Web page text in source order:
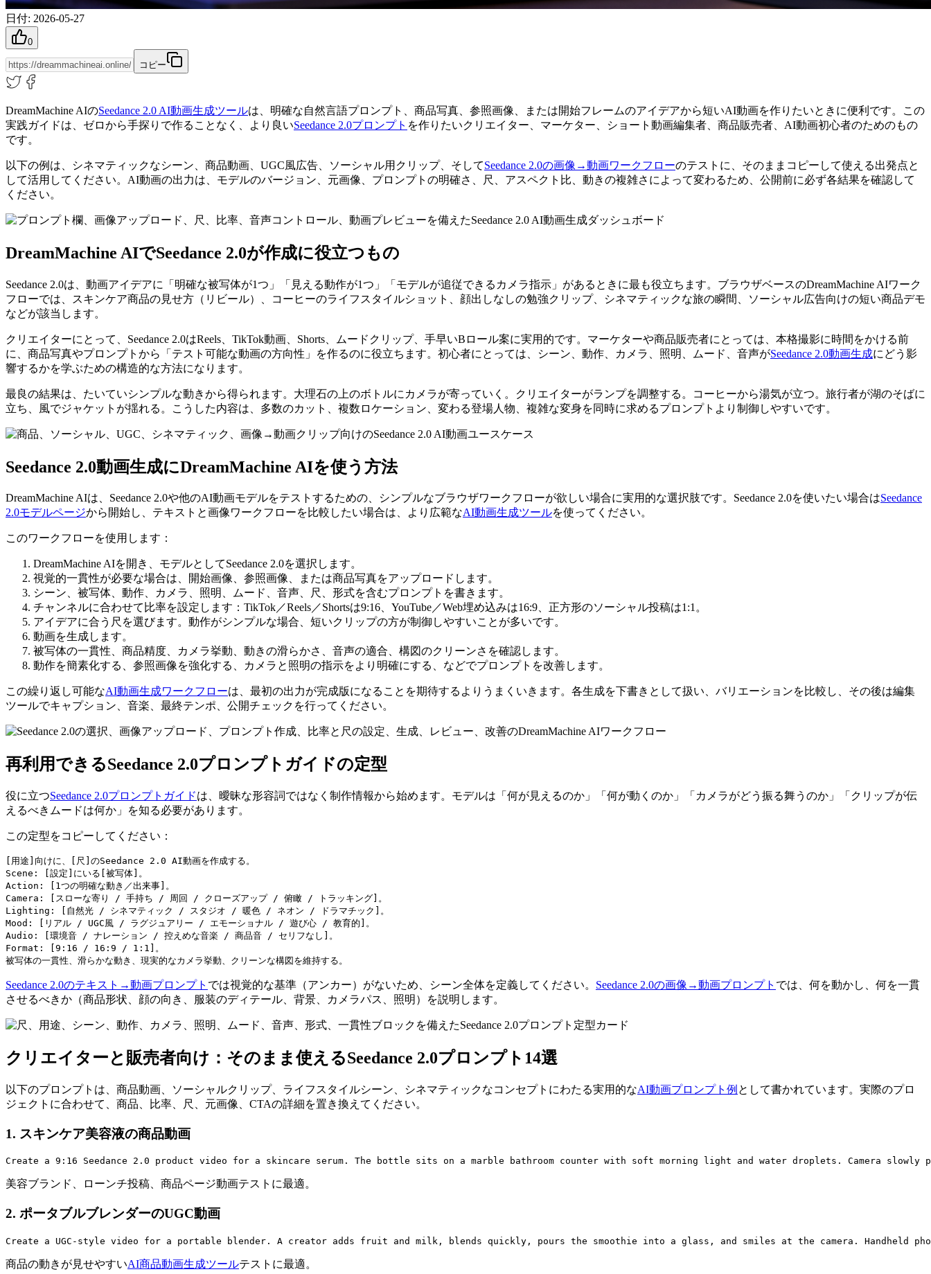
日付: 2026-05-27
0
コピー
DreamMachine AIのSeedance 2.0 AI動画生成ツールは、明確な自然言語プロンプト、商品写真、参照画像、または開始フレームのアイデアから短いAI動画を作りたいときに便利です。この
実践ガイドは、ゼロから手探りで作ることなく、より良いSeedance 2.0プロンプト を作りたいクリエイター、マーケター、ショート動画編集者、商品販売者、AI動画初心者のためのもの
です。
以下の例は、シネマティックなシーン、商品動画、UGC風広告、ソーシャル用クリップ、そしてSeedance 2.0の画像→動画ワークフローのテストに、そのままコピーして使える出発点と
して活用してください。AI動画の出力は、モデルのバージョン、元画像、プロンプトの明確さ、尺、アスペクト比、動きの複雑さによって変わるため、公開前に必ず各結果を確認して
ください。
DreamMachine AIでSeedance 2.0が作成に役立つもの
Seedance 2.0は、動画アイデアに「明確な被写体が1つ」「見える動作が1つ」「モデルが追従できるカメラ指示」があるときに最も役立ちます。ブラウザベースのDreamMachine AIワーク
フローでは、スキンケア商品の見せ方（リビール）、コーヒーのライフスタイルショット、顔出しなしの勉強クリップ、シネマティックな旅の瞬間、ソーシャル広告向けの短い商品デモ
などが該当します。
クリエイターにとって、Seedance 2.0はReels、TikTok動画、Shorts、ムードクリップ、手早いBロール案に実用的です。マーケターや商品販売者にとっては、本格撮影に時間をかける前
に、商品写真やプロンプトから「テスト可能な動画の方向性」を作るのに役立ちます。初心者にとっては、シーン、動作、カメラ、照明、ムード、音声がSeedance 2.0動画生成にどう影
響するかを学ぶための構造的な方法になります。
最良の結果は、たいていシンプルな動きから得られます。大理石の上のボトルにカメラが寄っていく。クリエイターがランプを調整する。コーヒーから湯気が立つ。旅行者が湖のそばに
立ち、風でジャケットが揺れる。こうした内容は、多数のカット、複数ロケーション、変わる登場人物、複雑な変身を同時に求めるプロンプトより制御しやすいです。
Seedance 2.0動画生成にDreamMachine AIを使う方法
DreamMachine AIは、Seedance 2.0や他のAI動画モデルをテストするための、シンプルなブラウザワークフローが欲しい場合に実用的な選択肢です。Seedance 2.0を使いたい場合はSeedance
2.0モデルページから開始し、テキストと画像ワークフローを比較したい場合は、より広範なAI動画生成ツールを使ってください。
このワークフローを使用します：
DreamMachine AIを開き、モデルとしてSeedance 2.0を選択します。
視覚的一貫性が必要な場合は、開始画像、参照画像、または商品写真をアップロードします。
シーン、被写体、動作、カメラ、照明、ムード、音声、尺、形式を含むプロンプトを書きます。
チャンネルに合わせて比率を設定します：TikTok／Reels／Shortsは9:16、YouTube／Web埋め込みは16:9、正方形のソーシャル投稿は1:1。
アイデアに合う尺を選びます。動作がシンプルな場合、短いクリップの方が制御しやすいことが多いです。
動画を生成します。
被写体の一貫性、商品精度、カメラ挙動、動きの滑らかさ、音声の適合、構図のクリーンさを確認します。
動作を簡素化する、参照画像を強化する、カメラと照明の指示をより明確にする、などでプロンプトを改善します。
この繰り返し可能なAI動画生成ワークフローは、最初の出力が完成版になることを期待するよりうまくいきます。各生成を下書きとして扱い、バリエーションを比較し、その後は編集
ツールでキャプション、音楽、最終テンポ、公開チェックを行ってください。
再利用できるSeedance 2.0プロンプトガイドの定型
役に立つSeedance 2.0プロンプトガイドは、曖昧な形容詞ではなく制作情報から始めます。モデルは「何が見えるのか」「何が動くのか」「カメラがどう振る舞うのか」「クリップが伝
えるべきムードは何か」を知る必要があります。
この定型をコピーしてください：
[用途]向けに、[尺]のSeedance 2.0 AI動画を作成する。
Scene: [設定]にいる[被写体]。
Action: [1つの明確な動き／出来事]。
Camera: [スローな寄り / 手持ち / 周回 / クローズアップ / 俯瞰 / トラッキング]。
Lighting: [自然光 / シネマティック / スタジオ / 暖色 / ネオン / ドラマチック]。
Mood: [リアル / UGC風 / ラグジュアリー / エモーショナル / 遊び心 / 教育的]。
Audio: [環境音 / ナレーション / 控えめな音楽 / 商品音 / セリフなし]。
Format: [9:16 / 16:9 / 1:1]。
Seedance 2.0のテキスト→動画プロンプト では視覚的な基準（アンカー）がないため、シーン全体を定義してください。 Seedance 2.0の画像→動画プロンプト では、何を動かし、何を一貫
させるべきか（商品形状、顔の向き、服装のディテール、背景、カメラパス、照明）を説明します。
クリエイターと販売者向け：そのまま使えるSeedance 2.0プロンプト14選
以下のプロンプトは、商品動画、ソーシャルクリップ、ライフスタイルシーン、シネマティックなコンセプトにわたる実用的なAI動画プロンプト例 として書かれています。実際のプロ
ジェクトに合わせて、商品、比率、尺、元画像、CTAの詳細を置き換えてください。
1. スキンケア美容液の商品動画
美容ブランド、ローンチ投稿、商品ページ動画テストに最適。
2. ポータブルブレンダーのUGC動画
商品の動きが見せやすいAI商品動画生成ツールテストに最適。